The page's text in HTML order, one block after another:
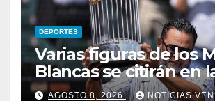
DEPORTES
Varias figuras de los
Blancas se citirán en
«noche de Ozzie»
AGOSTO 8, 2026 NOTICIAS